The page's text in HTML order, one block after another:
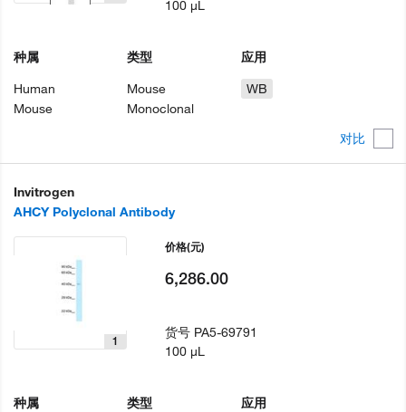
对比
种属
Human
Mouse
类型
Mouse
Monoclonal
应用
WB
100 µL
Invitrogen
AHCY Polyclonal Antibody
1
种属
类型
应用
价格(元)
6,286.00
货号 PA5-69791
100 µL